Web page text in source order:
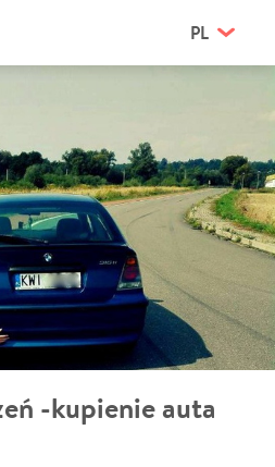
PL
-kupienie auta